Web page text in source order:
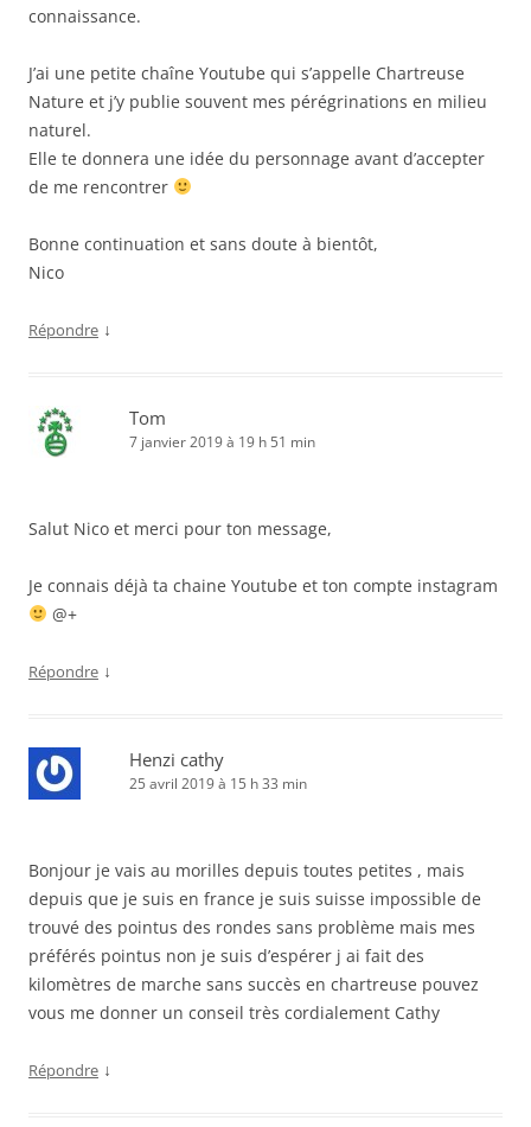
connaissance.
J’ai une petite chaîne Youtube qui s’appelle Chartreuse
Nature et j’y publie souvent mes pérégrinations en milieu
naturel.
Elle te donnera une idée du personnage avant d’accepter
de me rencontrer
Bonne continuation et sans doute à bientôt,
Nico
Répondre ↓
Tom
7 janvier 2019 à 19 h 51 min
Salut Nico et merci pour ton message,
Je connais déjà ta chaine Youtube et ton compte instagram
@+
Répondre ↓
Henzi cathy
25 avril 2019 à 15 h 33 min
Bonjour je vais au morilles depuis toutes petites , mais
depuis que je suis en france je suis suisse impossible de
trouvé des pointus des rondes sans problème mais mes
préférés pointus non je suis d’espérer j ai fait des
kilomètres de marche sans succès en chartreuse pouvez
vous me donner un conseil très cordialement Cathy
Répondre ↓